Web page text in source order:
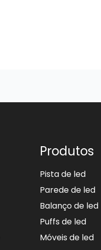
Produtos
Pista de led
Parede de led
Balanço de led
Puffs de led
Móveis de led